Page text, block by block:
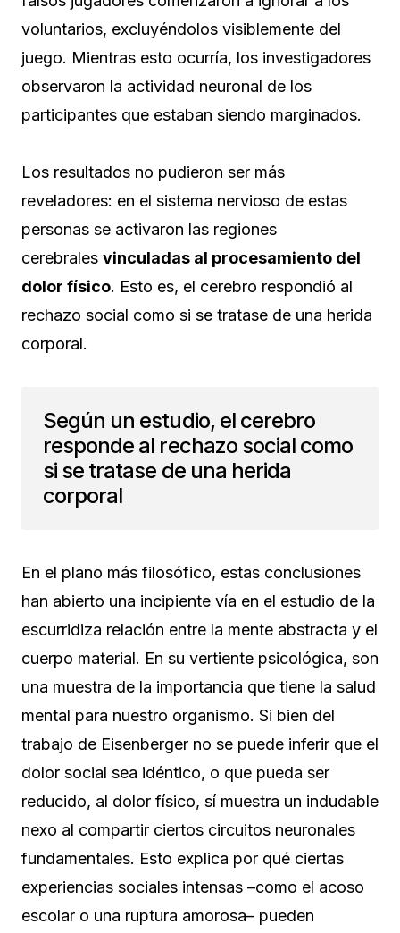
voluntarios, excluyéndolos visiblemente del
juego. Mientras esto ocurría, los investigadores
observaron la actividad neuronal de los
participantes que estaban siendo marginados.
Los resultados no pudieron ser más
reveladores: en el sistema nervioso de estas
personas se activaron las regiones
cerebrales vinculadas al procesamiento del
dolor físico. Esto es, el cerebro respondió al
rechazo social como si se tratase de una herida
corporal.
Según un estudio, el cerebro
responde al rechazo social como
si se tratase de una herida
corporal
En el plano más filosófico, estas conclusiones
han abierto una incipiente vía en el estudio de la
escurridiza relación entre la mente abstracta y el
cuerpo material. En su vertiente psicológica, son
una muestra de la importancia que tiene la salud
mental para nuestro organismo. Si bien del
trabajo de Eisenberger no se puede inferir que el
dolor social sea idéntico, o que pueda ser
reducido, al dolor físico, sí muestra un indudable
nexo al compartir ciertos circuitos neuronales
fundamentales. Esto explica por qué ciertas
experiencias sociales intensas –como el acoso
escolar o una ruptura amorosa– pueden